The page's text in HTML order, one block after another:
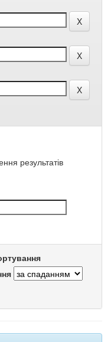
результатів